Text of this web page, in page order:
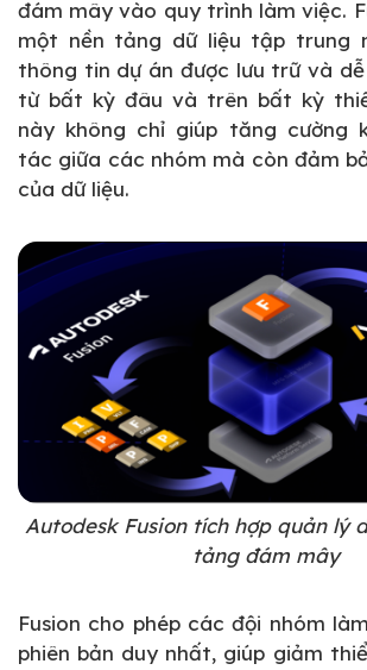
đám mây vào quy trình làm việc.
một nền tảng dữ liệu tập trung
thông tin dự án được lưu trữ và
từ bất kỳ đâu và trên bất kỳ
này không chỉ giúp tăng cường
tác giữa các nhóm mà còn đảm
của dữ liệu.
Autodesk Fusion tích hợp quản lý
tảng đám mây
Fusion cho phép các đội nhóm
phiên bản duy nhất, giúp giảm